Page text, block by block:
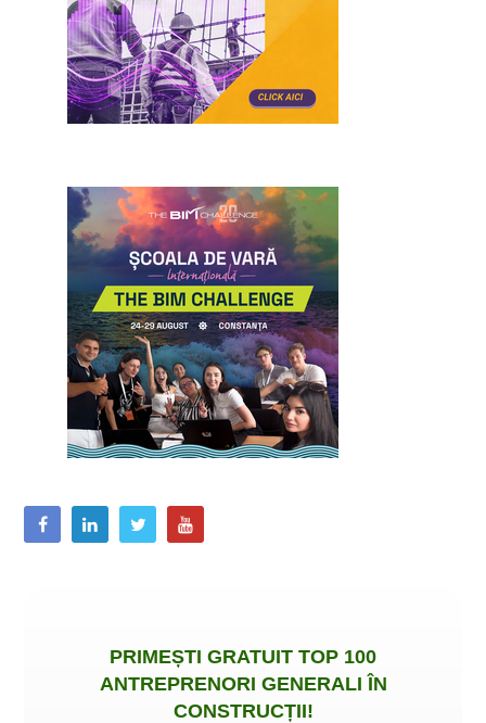
PRIMEȘTI GRATUIT TOP 100
ANTREPRENORI GENERALI ÎN
CONSTRUCȚII!